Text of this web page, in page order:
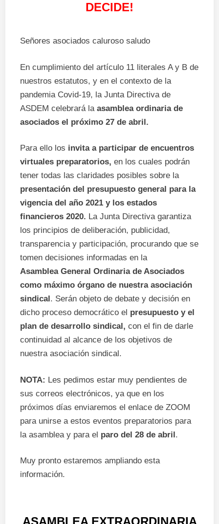
DECIDE!
Señores asociados caluroso saludo
En cumplimiento del artículo 11 literales A y B de
nuestros estatutos, y en el contexto de la
pandemia Covid-19, la Junta Directiva de
ASDEM celebrará laasamblea ordinaria de
asociados el próximo 27 de abril.
Para ello los invita a participar de encuentros
virtuales preparatorios,en los cuales podrán
tener todas las claridades posibles sobre la
presentación del presupuesto general para la
vigencia del año 2021 y los estados
financieros 2020. La Junta Directiva garantiza
los principios de deliberación, publicidad,
transparencia y participación, procurando que se
tomen decisiones informadas en la
Asamblea General Ordinaria de Asociados
como máximo órgano de nuestra asociación
sindical . Serán objeto de debate y decisión en
dicho proceso democrático el presupuesto y el
plan de desarrollo sindical,con el fin de darle
continuidad al alcance de los objetivos de
nuestra asociación sindical.
NOTA: Les pedimos estar muy pendientes de
sus correos electrónicos, ya que en los
próximos días enviaremos el enlace de ZOOM
para unirse a estos eventos preparatorios para
la asamblea y para el paro del 28 de abril.
Muy pronto estaremos ampliando esta
información.
ASAMBLEA EXTRAORDINARIA